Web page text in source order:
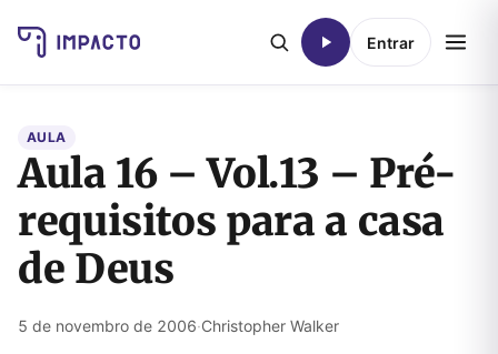
Entrar
AULA
Aula 16 – Vol.13 – Pré-
requisitos para a casa
de Deus
5 de novembro de 2006·Christopher Walker